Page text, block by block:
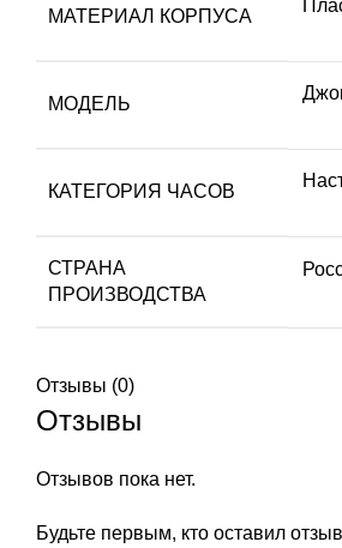
МАТЕРИАЛ КОРПУСА
МОДЕЛЬ
КАТЕГОРИЯ ЧАСОВ
СТРАНА
ПРОИЗВОДСТВА
Отзывы (0)
Отзывы
Отзывов пока нет.
Будьте первым, кто оставил